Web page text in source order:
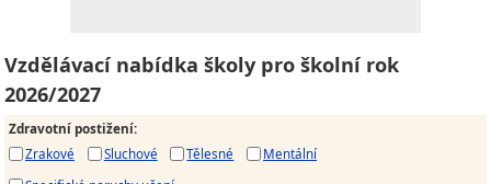
Vzdělávací nabídka školy pro školní rok
2026/2027
Zdravotní postižení:
Zrakové
Sluchové Tělesné
Mentální